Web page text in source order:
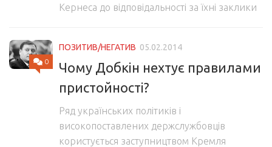
Кернеса до відповідальності за їхні заклики
0
ПОЗИТИВ/НЕГАТИВ 05.02.2014
Чому Добкін нехтує правилами
пристойності?
Ряд українських політиків і
високопоставлених держслужбовців
користується заступництвом Кремля